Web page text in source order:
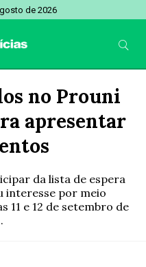
de 2026
no Prouni
apresentar
da lista de espera
interesse por meio
11 e 12 de setembro de